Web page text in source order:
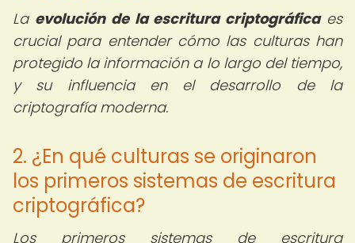
La evolución de la escritura criptográficaes
crucial para entender cómo las culturas han
protegido la información a lo largo del tiempo,
y su influencia en el desarrollo de la
criptografía moderna.
2. ¿En qué culturas se originaron
los primeros sistemas de escritura
criptográfica?
Los primeros sistemas de escritura